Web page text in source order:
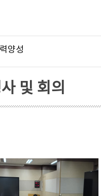
양성
및 회의